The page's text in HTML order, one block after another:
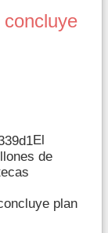
concluye
El
de
plan